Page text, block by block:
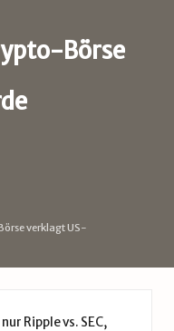
Börse
verklagt US-
Ripple vs. SEC,